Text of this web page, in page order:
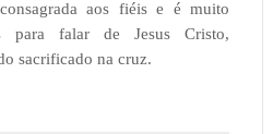
aos fiéis e é muito
para falar de Jesus Cristo,
sacrificado na cruz.